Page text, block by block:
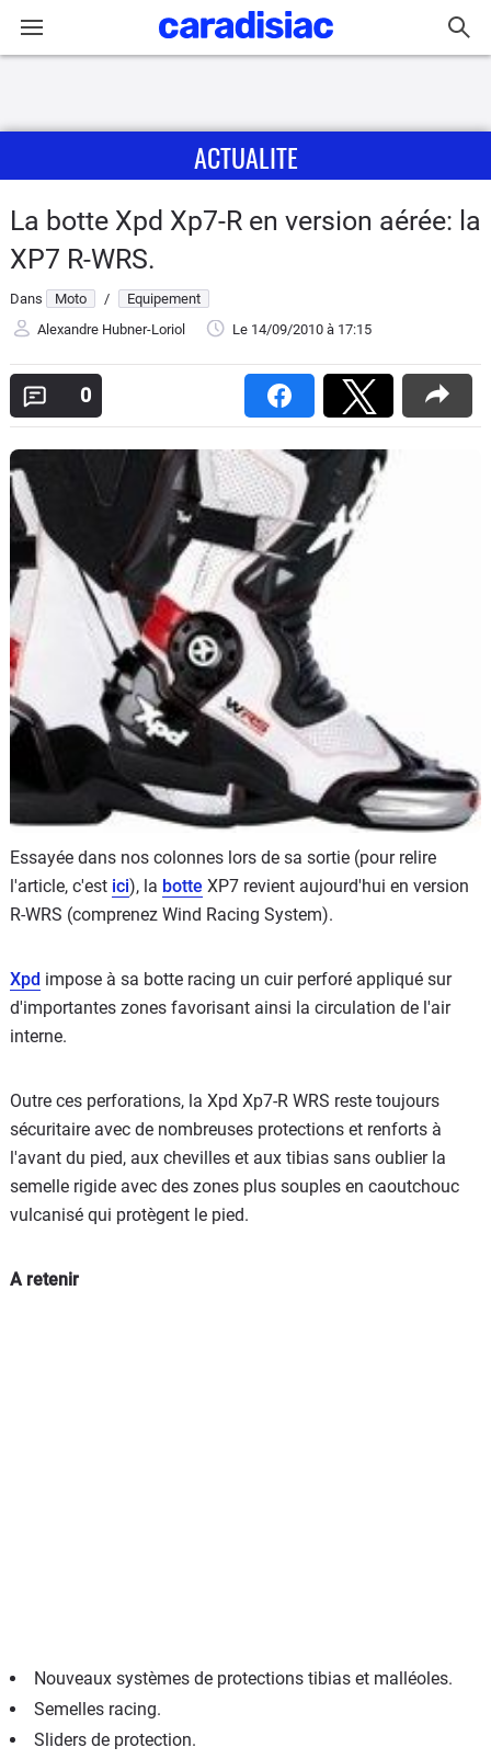
Actu
Essais
Equipement
Avis
Scooters
&
125
Marques
Services
Auto
ACTUALITE
La botte Xpd Xp7-R en version aérée: la
XP7 R-WRS.
Dans Moto /
Equipement
Alexandre Hubner-Loriol
Le 14/09/2010 à 17:15
0
Essayée dans nos colonnes lors de sa sortie (pour relire
l'article, c'est ici), la botte XP7 revient aujourd'hui en version
R-WRS (comprenez Wind Racing System).
Xpd impose à sa botte racing un cuir perforé appliqué sur
d'importantes zones favorisant ainsi la circulation de l'air
interne.
Outre ces perforations, la Xpd Xp7-R WRS reste toujours
sécuritaire avec de nombreuses protections et renforts à
l'avant du pied, aux chevilles et aux tibias sans oublier la
semelle rigide avec des zones plus souples en caoutchouc
vulcanisé qui protègent le pied.
A retenir
Nouveaux systèmes de protections tibias et malléoles.
Semelles racing.
Sliders de protection.